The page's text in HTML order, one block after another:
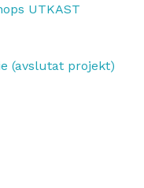
UTKAST
(avslutat projekt)